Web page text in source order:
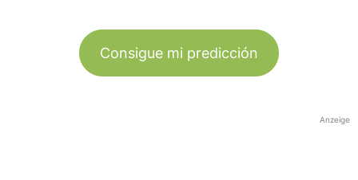
Consigue mi predicción
Anzeige